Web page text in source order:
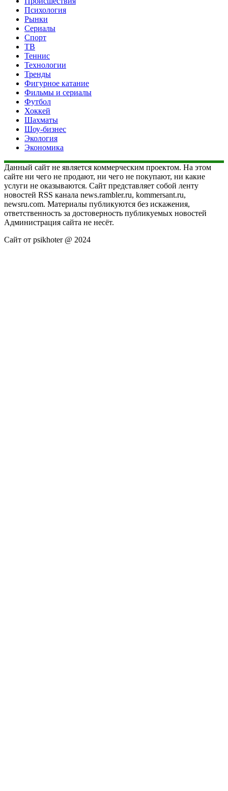
Психология
Рынки
Сериалы
Спорт
ТВ
Теннис
Технологии
Тренды
Фигурное катание
Фильмы и сериалы
Футбол
Хоккей
Шахматы
Шоу-бизнес
Экология
Экономика
Данный сайт не является коммерческим проектом. На этом
сайте ни чего не продают, ни чего не покупают, ни какие
услуги не оказываются. Сайт представляет собой ленту
новостей RSS канала news.rambler.ru, kommersant.ru,
newsru.com. Материалы публикуются без искажения,
ответственность за достоверность публикуемых новостей
Администрация сайта не несёт.
Сайт от psikhoter @ 2024